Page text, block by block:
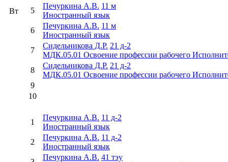
Вт
5
Печуркина А.В. 11 м
Иностранный язык
6
Печуркина А.В. 11 м
Иностранный язык
7
Сидельникова Д.Р. 21 д-2
МДК.05.01 Освоение профессии рабочего
8
Сидельникова Д.Р. 21 д-2
МДК.05.01 Освоение профессии рабочего
9
10
1
Печуркина А.В. 11 д-2
Иностранный язык
2
Печуркина А.В. 11 д-2
Иностранный язык
Печуркина А.В. 41 тэу